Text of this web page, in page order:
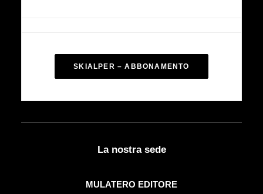
SKIALPER – ABBONAMENTO
La nostra sede
MULATERO EDITORE